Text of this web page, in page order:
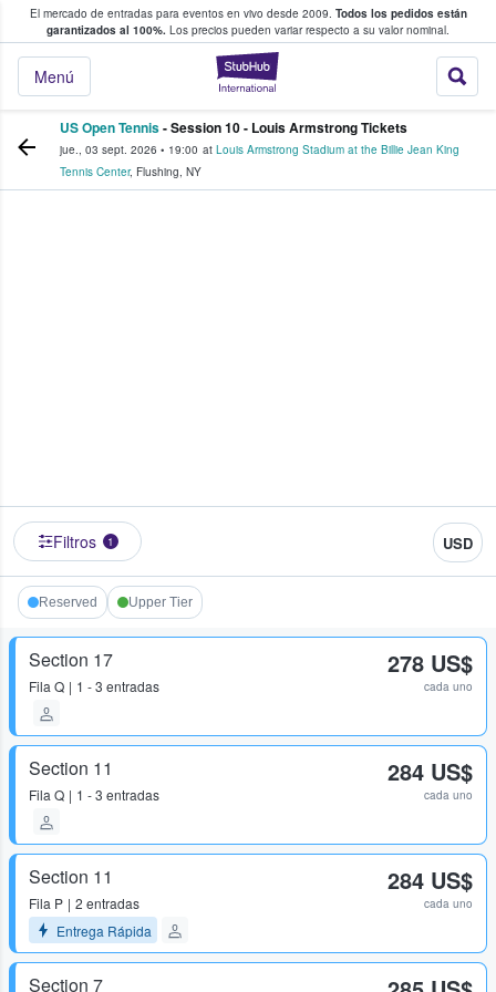
El mercado de entradas para eventos en vivo desde 2009. Todos los pedidos están
garantizados al 100%. Los precios pueden variar respecto a su valor nominal.
StubHub:
Menú
y venta de entradas entre fans
US Open Tennis- Session 10 - Louis Armstrong Tickets
jue., 03 sept. 2026 • 19:00 at Louis Armstrong Stadium at the Billie Jean King
Tennis Center, Flushing, NY
Filtros 1 USD
Reserved Upper Tier
Section 17
Fila Q 1 - 3 entradas
278 US$
cada uno
Section 11
Fila Q 1 - 3 entradas
284 US$
cada uno
Section 11
Fila P
2 entradas
Entrega Rápida
284 US$
cada uno
Section 7